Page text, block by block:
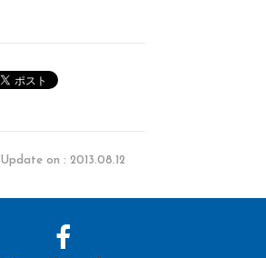
Update on : 2013.08.12